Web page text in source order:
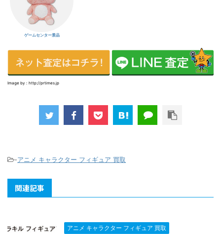
ゲームセンター景品
Image by：http://prtimes.jp
-アニメ キャラクター フィギュア 買取
関連記事
アニメ キャラクター フィギュア 買取